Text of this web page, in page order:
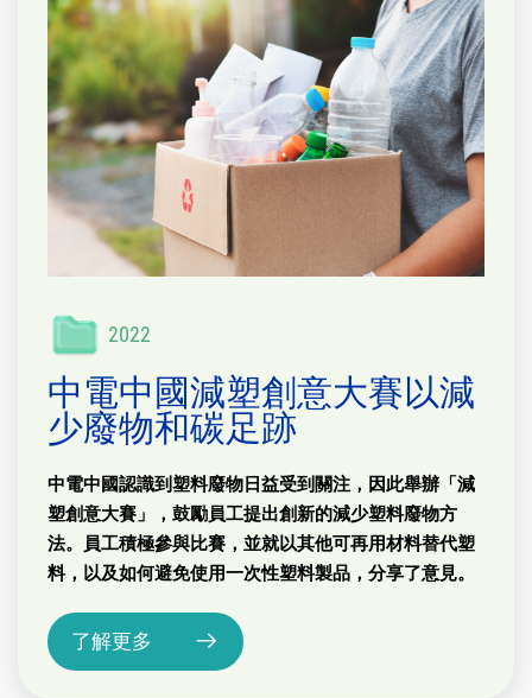
2022
中電中國減塑創意大賽以減
少廢物和碳足跡
中電中國認識到塑料廢物日益受到關注，因此舉辦「減
塑創意大賽」，鼓勵員工提出創新的減少塑料廢物方
法。員工積極參與比賽，並就以其他可再用材料替代塑
料，以及如何避免使用一次性塑料製品，分享了意見。
了解更多